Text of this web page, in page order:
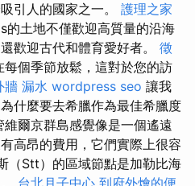
引人的國家之一。 護理之家
的土地不僅歡迎高質量的沿海
歡迎古代和體育愛好者。 徵
個季節放鬆，這對於您的訪
牆 漏水 wordpress seo 讓我
什麼要去希臘作為最佳希臘度
爾京群島感覺像是一個遙遠
高昂的費用，它們實際上很容
（Stt）的區域節點是加勒比海
台北月子中心 到府外燴的便